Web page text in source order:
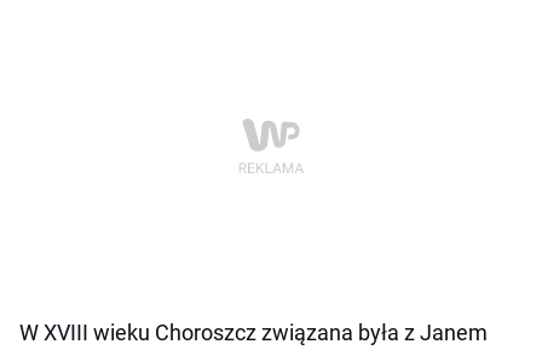
W XVIII wieku Choroszcz związana była z Janem